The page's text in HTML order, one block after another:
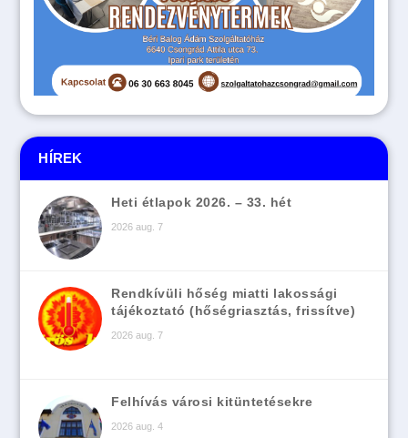
HÍREK
Heti étlapok 2026. – 33. hét
2026 aug. 7
Rendkívüli hőség miatti lakossági
tájékoztató (hőségriasztás, frissítve)
2026 aug. 7
Felhívás városi kitüntetésekre
2026 aug. 4